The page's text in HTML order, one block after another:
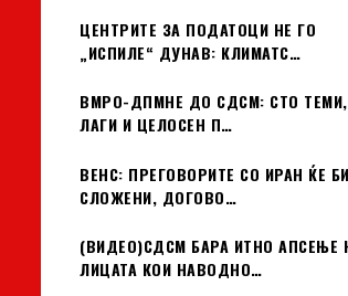
ЦЕНТРИТЕ ЗА ПОДАТОЦИ НЕ ГО
„ИСПИЛЕ“ ДУНАВ: КЛИМАТС…
ВМРО-ДПМНЕ ДО СДСМ: СТО
ЛАГИ И ЦЕЛОСЕН П…
ВЕНС: ПРЕГОВОРИТЕ СО ИРАН ЌЕ
СЛОЖЕНИ, ДОГОВО…
(ВИДЕО)СДСМ БАРА ИТНО АПСЕЊЕ
ЛИЦАТА КОИ НАВОДНО…